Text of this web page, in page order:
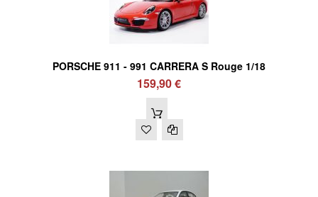
PORSCHE 911 - 991 CARRERA S Rouge 1/18
159,90 €